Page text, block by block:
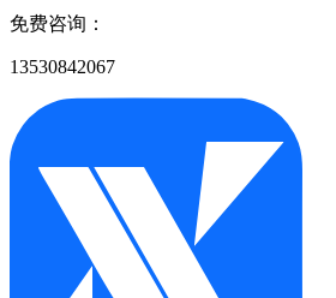
免费咨询：
13530842067